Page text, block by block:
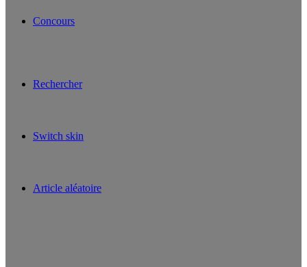
Concours
Rechercher
Switch skin
Article aléatoire